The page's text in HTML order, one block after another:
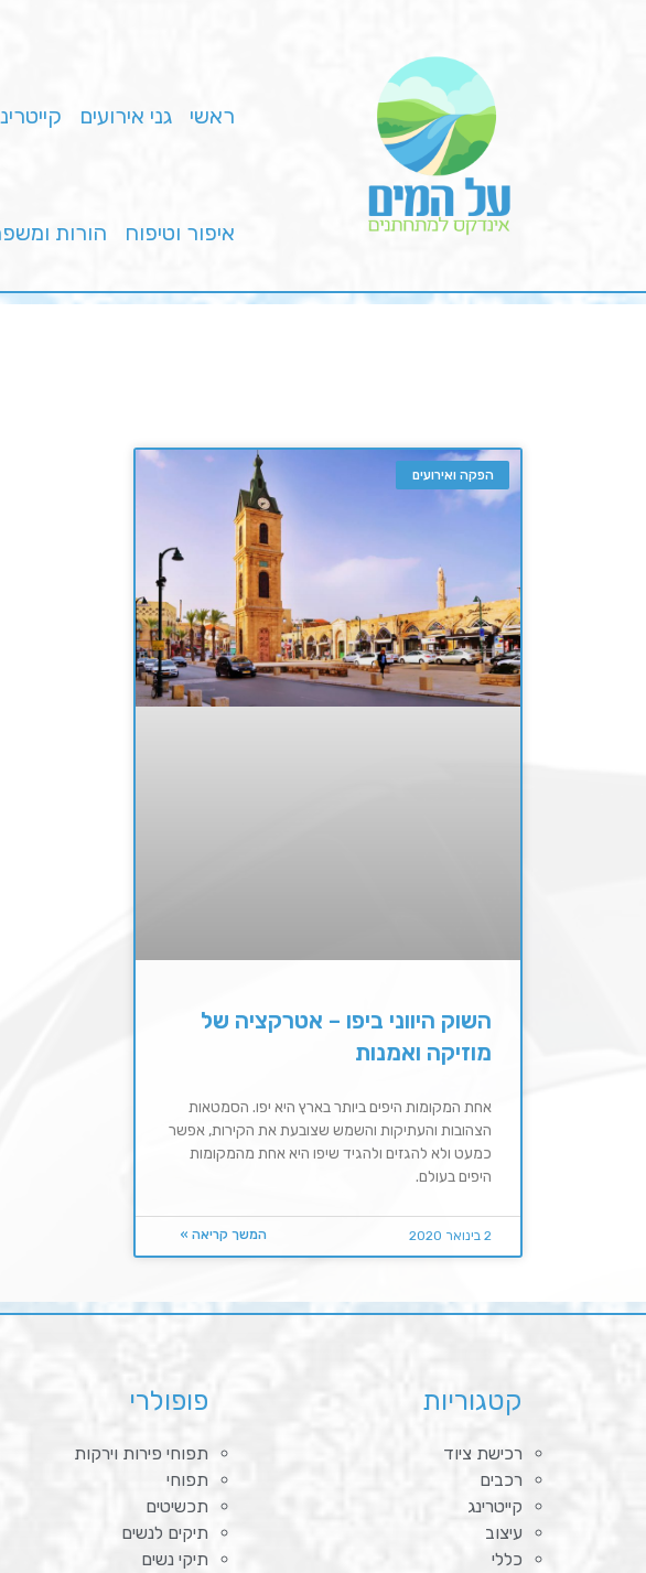
ראשי גני אירועים
איפור וטיפוח הורות
הפקה ואירועים
השוק היווני ביפו – אטרקציה של
מוזיקה ואמנות
אחת המקומות היפים ביותר בארץ היא יפו. הסמטאות
הצהובות והעתיקות והשמש שצובעת את הקירות, אפשר
כמעט ולא להגזים ולהגיד שיפו היא אחת מהמקומות
היפים בעולם.
המשך קריאה » 2 בינואר 2020
קטגוריות
רכישת ציוד
רכבים
קייטרינג
עיצוב
כללי
פופולרי
תפוחי פירות וירקות
תפוחי
תכשיטים
תיקים לנשים
תיקי נשים